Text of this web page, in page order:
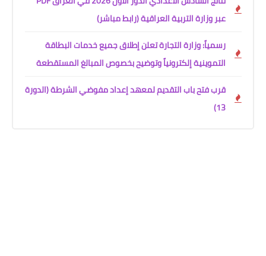
عبر وزارة التربية العراقية (رابط مباشر)
رسمياً: وزارة التجارة تعلن إطلاق جميع خدمات البطاقة
التموينية إلكترونياً وتوضيح بخصوص المبالغ المستقطعة
قرب فتح باب التقديم لمعهد إعداد مفوضي الشرطة (الدورة
13)